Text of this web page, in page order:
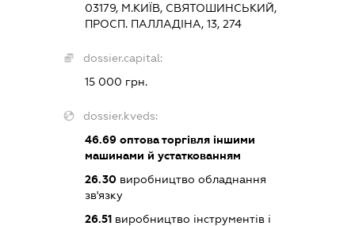
03179, М.КИЇВ, СВЯТОШИНСЬКИЙ,
ПРОСП. ПАЛЛАДІНА, 13, 274
dossier.capital:
15 000 грн.
dossier.kveds:
46.69оптова торгівля іншими
машинами й устаткованням
26.30виробництво обладнання
зв'язку
26.51виробництво інструментів і